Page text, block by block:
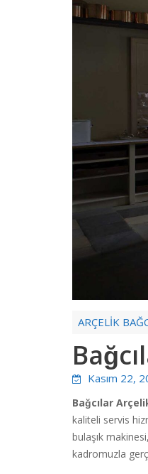
ARÇELİK
Kasım 22,
Bağcılar
kaliteli servis
bulaşık
kadromuzla